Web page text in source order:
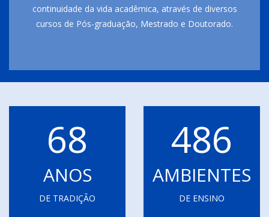
continuidade da vida acadêmica, através de diversos
cursos de Pós-graduação, Mestrado e Doutorado.
68
ANOS
DE TRADIÇÃO
486
AMBIENTES
DE ENSINO